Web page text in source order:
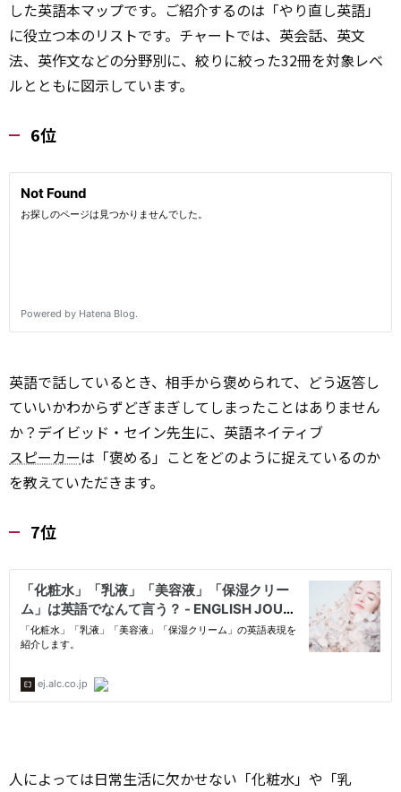
した英語本マップです。ご紹介するのは「やり直し英語」
に役立つ本のリストです。チャートでは、英会話、英文
法、英作文などの分野別に、絞りに絞った32冊を対象レベ
ルとともに図示しています。
6位
英語で話しているとき、相手から褒められて、どう返答し
ていいかわからずどぎまぎしてしまったことはありません
か？デイビッド・セイン先生に、英語ネイティブ
スピーカーは「褒める」ことをどのように捉えているのか
を教えていただきます。
7位
人によっては日常生活に欠かせない「化粧水」や「乳